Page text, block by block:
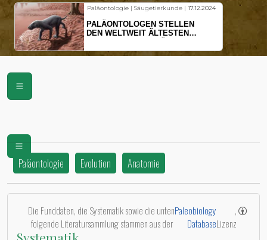
Paläontologie | Säugetierkunde | 17.12.2024
PALÄONTOLOGEN STELLEN
DEN WELTWEIT ÄLTESTEN
VOR
Paläontologie Evolution Anatomie
Die Funddaten, die Systematik sowie die unten
folgende Literatursammlung stammen aus der
Paleobiology
Database
,
Lizenz